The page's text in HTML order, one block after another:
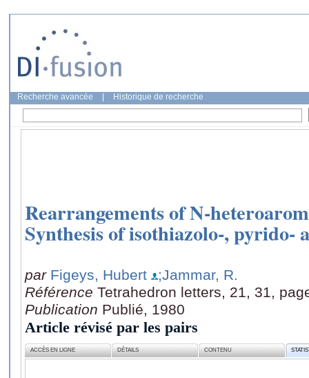
Recherche avancée Historique de recherche
Rearrangements of N-
Synthesis of isothiazolo-, pyrido-
par Figeys, Hubert
;Jammar, R.
Référence Tetrahedron letters, 21, 31,
Publication Publié, 1980
Article révisé par les pairs
ACCÈS EN LIGNE DÉTAILS CONTENU